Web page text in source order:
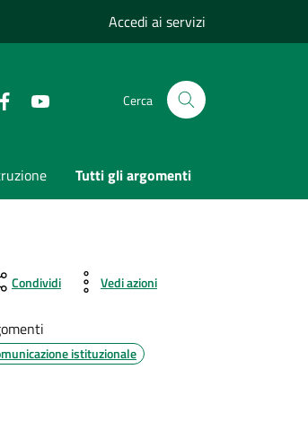
Accedi ai servizi
Facebook Cerca
Tutti gli argomenti
Condividi Vedi azioni
istituzionale